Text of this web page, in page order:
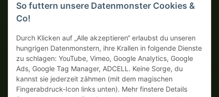
SICHERE ZAHLUNGSMETHODEN
So futtern unsere Datenmonster Cookies &
Co!
Durch Klicken auf „Alle akzeptieren“ erlaubst du unseren
hungrigen Datenmonstern, ihre Krallen in folgende Dienste
zu schlagen: YouTube, Vimeo, Google Analytics, Google
Ads, Google Tag Manager, ADCELL. Keine Sorge, du
kannst sie jederzeit zähmen (mit dem magischen
Fingerabdruck-Icon links unten). Mehr finstere Details
Dein WhatsApp-Tor zur
Monster Service Team
von tapemonster.de